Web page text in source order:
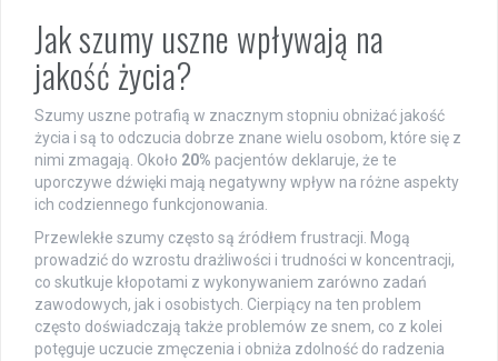
Jak szumy uszne wpływają na
jakość życia?
Szumy uszne potrafią w znacznym stopniu obniżać jakość
życia i są to odczucia dobrze znane wielu osobom, które się z
nimi zmagają. Około 20% pacjentów deklaruje, że te
uporczywe dźwięki mają negatywny wpływ na różne aspekty
ich codziennego funkcjonowania.
Przewlekłe szumy często są źródłem frustracji. Mogą
prowadzić do wzrostu drażliwości i trudności w koncentracji,
co skutkuje kłopotami z wykonywaniem zarówno zadań
zawodowych, jak i osobistych. Cierpiący na ten problem
często doświadczają także problemów ze snem, co z kolei
potęguje uczucie zmęczenia i obniża zdolność do radzenia